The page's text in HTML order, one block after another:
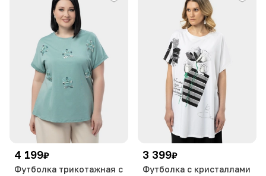
4 199₽
Футболка трикотажная с
3 399₽
Футболка с кристаллами